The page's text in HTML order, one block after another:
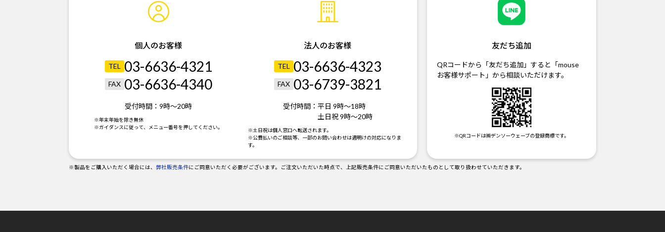
個人のお客様
TEL 03-6636-4321
FAX 03-6636-4340
受付時間：9時～20時
※年末年始を除き無休
※ガイダンスに従って、メニュー番号を押してください。
法人のお客様
TEL 03-6636-4323
FAX 03-6739-3821
受付時間： 平日 9時～18時
土日祝 9時～20時
※土日祝は個人窓口へ転送されます。
※公費払いのご相談等、一部のお問い合わせは週明けの対応になりま
す。
友だち追加
QRコードから「友だち追加」すると「mouse
お客様サポート」から相談いただけます。
※QRコードは㈱デンソーウェーブの登録商標です。
※製品をご購入いただく場合には、弊社販売条件にご同意いただく必要がございます。ご注文いただいた時点で、上記販売条件にご同意いただいたものとして取り扱わせていただきます。